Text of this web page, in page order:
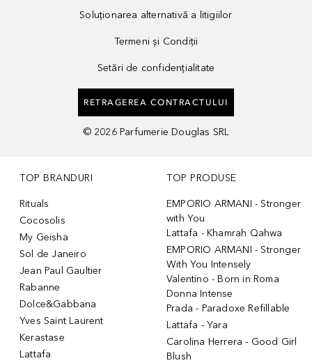
Soluționarea alternativă a litigiilor
Termeni și Condiții
Setări de confidențialitate
RETRAGEREA CONTRACTULUI
© 2026 Parfumerie Douglas SRL
TOP BRANDURI
Rituals
Cocosolis
My Geisha
Sol de Janeiro
Jean Paul Gaultier
Rabanne
Dolce&Gabbana
Yves Saint Laurent
Kerastase
Lattafa
TOP PRODUSE
EMPORIO ARMANI - Stronger
with You
Lattafa - Khamrah Qahwa
EMPORIO ARMANI - Stronger
With You Intensely
Valentino - Born in Roma
Donna Intense
Prada - Paradoxe Refillable
Lattafa - Yara
Carolina Herrera - Good Girl
Blush